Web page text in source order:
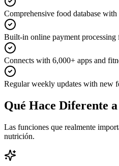
Comprehensive food database
Built-in online payment processing
Connects with 6,000+ apps and
Regular weekly updates with new
Qué Hace Diferente
Las funciones que realmente
nutrición.